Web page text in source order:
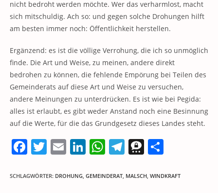
nicht bedroht werden möchte. Wer das verharmlost, macht
sich mitschuldig. Ach so: und gegen solche Drohungen hilft
am besten immer noch: Öffentlichkeit herstellen.
Ergänzend: es ist die völlige Verrohung, die ich so unmöglich
finde. Die Art und Weise, zu meinen, andere direkt
bedrohen zu können, die fehlende Empörung bei Teilen des
Gemeinderats auf diese Art und Weise zu versuchen,
andere Meinungen zu unterdrücken. Es ist wie bei Pegida:
alles ist erlaubt, es gibt weder Anstand noch eine Besinnung
auf die Werte, für die das Grundgesetz dieses Landes steht.
F
c
T
itt
E
ai
Li
k
W
at
T
e
T
re le
SCHLAGWÖRTER: DROHUNG, GEMEINDERAT, MALSCH, WINDKRAFT